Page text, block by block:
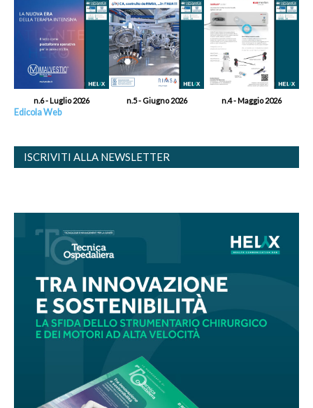
n.6 - Luglio 2026 n.5 - Giugno 2026 n.4 - Maggio 2026
Edicola Web
ISCRIVITI ALLA NEWSLETTER